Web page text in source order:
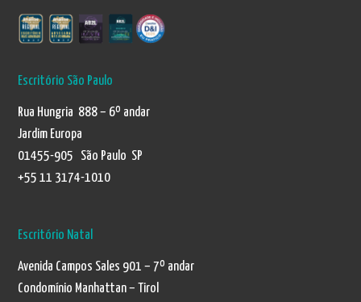
Escritório São Paulo
Rua Hungria 888 – 6º andar
Jardim Europa
01455-905 São Paulo SP
+55 11 3174-1010
Escritório Natal
Avenida Campos Sales 901 – 7º andar
Condomínio Manhattan – Tirol